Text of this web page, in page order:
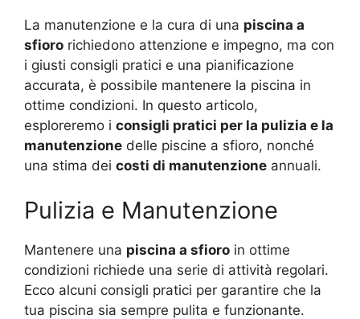
La manutenzione e la cura di una piscina a
sfioro richiedono attenzione e impegno, ma con
i giusti consigli pratici e una pianificazione
accurata, è possibile mantenere la piscina in
ottime condizioni. In questo articolo,
esploreremo i consigli pratici per la pulizia e la
manutenzione delle piscine a sfioro, nonché
una stima dei costi di manutenzione annuali.
Pulizia e Manutenzione
Mantenere una piscina a sfioro in ottime
condizioni richiede una serie di attività regolari.
Ecco alcuni consigli pratici per garantire che la
tua piscina sia sempre pulita e funzionante.